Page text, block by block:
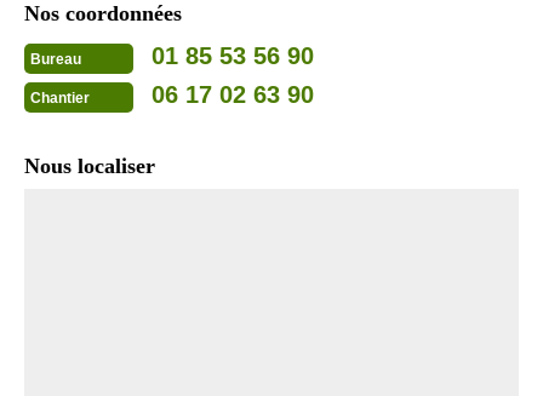
Nos coordonnées
Bureau 01 85 53 56 90
Chantier 06 17 02 63 90
Nous localiser